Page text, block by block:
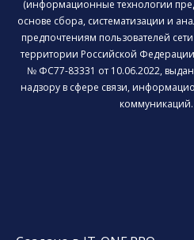
(информационные технологии
основе сбора, систематизации и
предпочтениям пользователей
территории Российской
№ ФС77-83331 от 10.06.2022,
надзору в сфере связи,